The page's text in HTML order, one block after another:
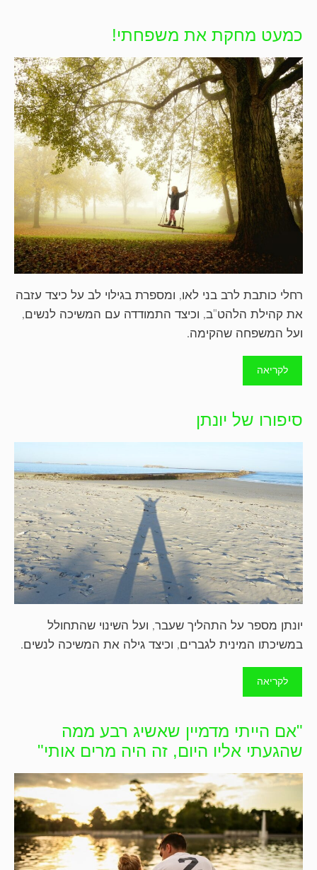
כמעט מחקת את משפחתי!
רחלי כותבת לרב בני לאו, ומספרת בגילוי לב על כיצד עזבה
את קהילת הלהט"ב, וכיצד התמודדה עם המשיכה לנשים,
ועל המשפחה שהקימה.
לקריאה
סיפורו של יונתן
יונתן מספר על התהליך שעבר, ועל השינוי שהתחולל
במשיכתו המינית לגברים, וכיצד גילה את המשיכה לנשים.
לקריאה
"אם הייתי מדמיין שאשיג רבע ממה
שהגעתי אליו היום, זה היה מרים אותי"